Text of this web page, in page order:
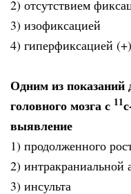
2) отсутствием
3) изофиксацией
4) гиперфиксацией (+)
Одним из показаний
головного мозга с 11
выявление
1) продолженного
2) интракраниальной
3) инсульта